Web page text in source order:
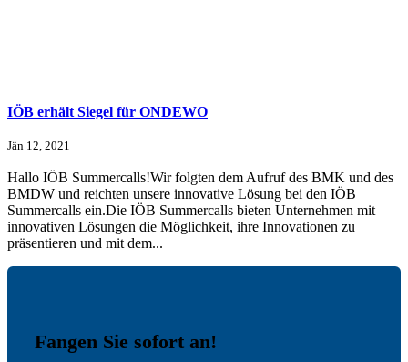
IÖB erhält Siegel für ONDEWO
Jän 12, 2021
Hallo IÖB Summercalls!Wir folgten dem Aufruf des BMK und des
BMDW und reichten unsere innovative Lösung bei den IÖB
Summercalls ein.Die IÖB Summercalls bieten Unternehmen mit
innovativen Lösungen die Möglichkeit, ihre Innovationen zu
präsentieren und mit dem...
Fangen Sie sofort an!